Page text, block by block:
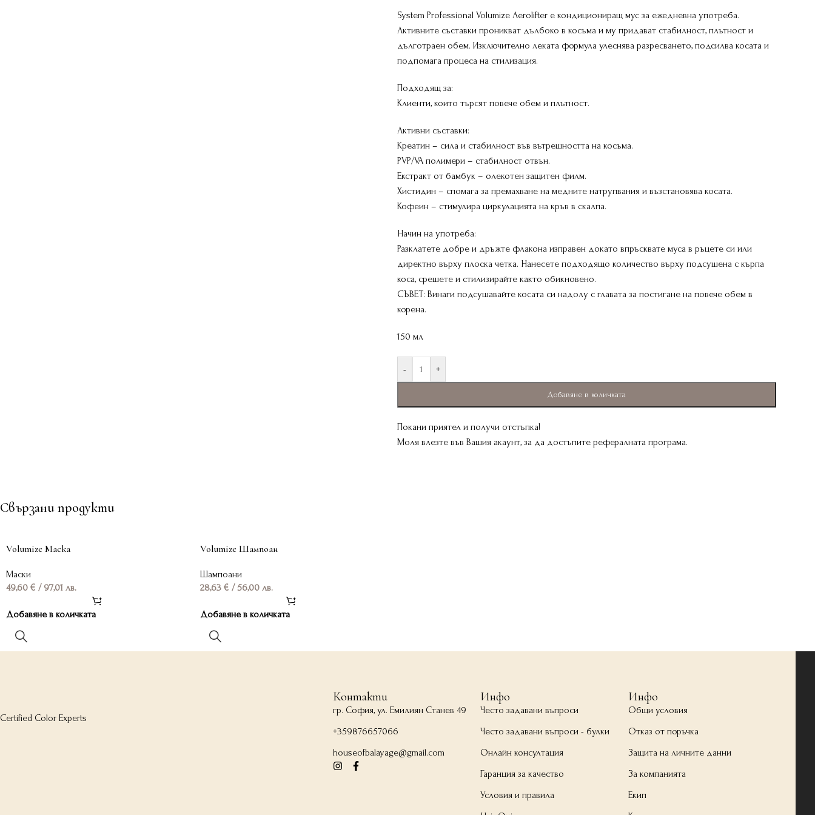
System Professional Volumize Aerolifter е кондициониращ мус за ежедневна употреба.
Активните съставки проникват дълбоко в косъма и му придават стабилност, плътност и
дълготраен обем. Изключително леката формула улеснява разресването, подсилва косата и
подпомага процеса на стилизация.
Подходящ за:
Клиенти, които търсят повече обем и плътност.
Активни съставки:
Креатин – сила и стабилност във вътрешността на косъма.
PVP/VA полимери – стабилност отвън.
Екстракт от бамбук – олекотен защитен филм.
Хистидин – спомага за премахване на медните натрупвания и възстановява косата.
Кофеин – стимулира циркулацията на кръв в скалпа.
Начин на употреба:
Разклатете добре и дръжте флакона изправен докато впръсквате муса в ръцете си или
директно върху плоска четка. Нанесете подходящо количество върху подсушена с кърпа
коса, срешете и стилизирайте както обикновено.
СЪВЕТ: Винаги подсушавайте косата си надолу с главата за постигане на повече обем в
корена.
150 мл
- +
Добавяне в количката
Покани приятел и получи отстъпка!
Моля влезте във Вашия акаунт, за да достъпите рефералната програма.
Свързани продукти
Volumize Маска
Маски
49,60 € / 97,01 лв.
Добавяне в количката
Volumize Шампоан
Шампоани
28,63 € / 56,00 лв.
Добавяне в количката
Certified Color Experts
Контакти
гр. София, ул. Емилиян Станев 49
+359876657066
houseofbalayage@gmail.com
Инфо
Често задавани въпроси
Често задавани въпроси - булки
Онлайн консултация
Гаранция за качество
Условия и правила
Инфо
Общи условия
Отказ от поръчка
Защита на личните данни
За компанията
Екип